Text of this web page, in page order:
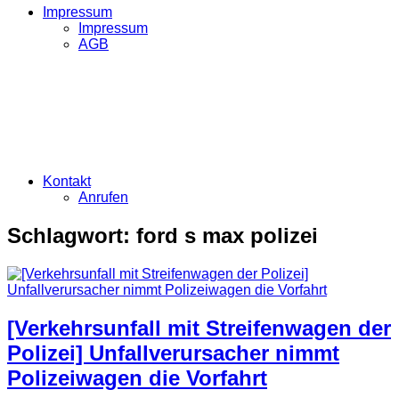
Impressum
Impressum
AGB
Kontakt
Anrufen
Schlagwort: ford s max polizei
[Verkehrsunfall mit Streifenwagen der
Polizei] Unfallverursacher nimmt
Polizeiwagen die Vorfahrt